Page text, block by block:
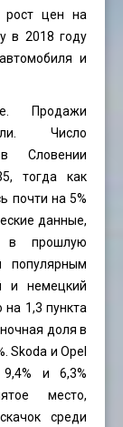
рост цен на
в 2018 году
и
Продажи
Число
в Словении
тогда как
почти на 5%
данные,
в прошлую
популярным
и немецкий
1,3 пункта
доля в
Skoda и Opel
и 6,3%
место,
среди